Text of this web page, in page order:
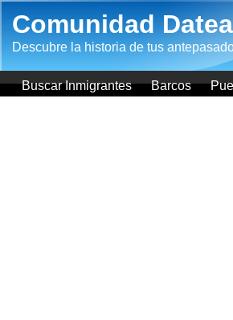
Comunidad
Descubre la historia de tus
Buscar Inmigrantes Barcos